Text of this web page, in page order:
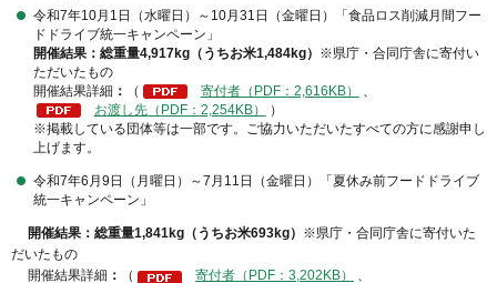
令和7年10月1日（水曜日）～10月31日（金曜日）「食品ロス削減月間フー
ドドライブ統一キャンペーン」
開催結果：総重量4,917kg（うちお米1,484kg） ※県庁・合同庁舎に寄付い
ただいたもの
開催結果詳細 ： （ 寄付者（PDF：2,616KB）
、
お渡し先（PDF：2,254KB）
）
※掲載している団体等は一部です。ご協力いただいたすべての方に感謝申し
上げます。
令和7年6月9日（月曜日）～7月11日（金曜日）「夏休み前フードドライブ
統一キャンペーン」
開催結果：総重量1,841kg（うちお米693kg） ※県庁・合同庁舎に寄付いた
だいたもの
開催結果詳細 ： （ 寄付者（PDF：3,202KB）
、